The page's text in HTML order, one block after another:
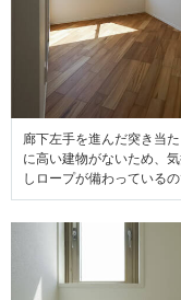
廊下左手を進んだ突き当
に高い建物がないため、
しロープが備わっている